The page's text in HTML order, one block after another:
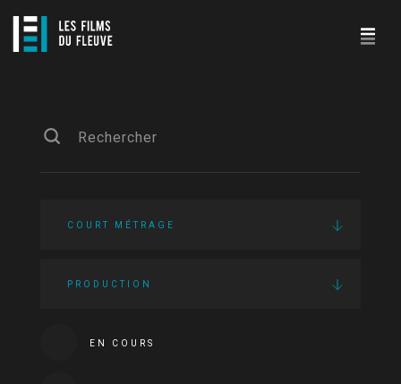
COURT MÉTRAGE
PRODUCTION
EN COURS